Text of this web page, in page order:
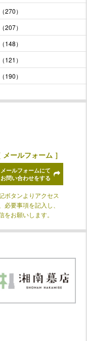
270）
207）
148）
121）
190）
メールフォーム ］
メールフォームにて
お問い合わせをする
ボタンよりアクセス
必要事項を記入し、
をお願いします。